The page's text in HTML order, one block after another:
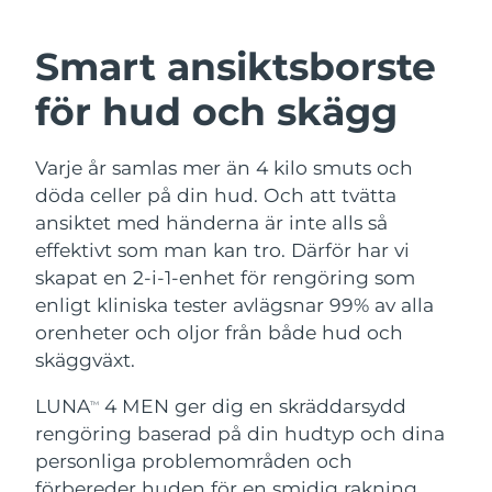
Smart ansiktsborste
för hud och skägg
Varje år samlas mer än 4 kilo smuts och
döda celler på din hud. Och att tvätta
ansiktet med händerna är inte alls så
effektivt som man kan tro. Därför har vi
skapat en 2-i-1-enhet för rengöring som
enligt kliniska tester avlägsnar 99% av alla
orenheter och oljor från både hud och
skäggväxt.
LUNATM
4 MEN ger dig en skräddarsydd
rengöring baserad på din hudtyp och dina
personliga problemområden och
Ansiktsrengöring
LUNA™ 4-paket
Anti-aging massage
LUNA™ 4 Plus
Massage, LED heating
LUNA™ 4 Men
For men, anti-aging massage
Ansiktslyft
BEAR™ 2-paket
Microcurrent toning
BEAR™ 2 go
Microcurrent toning on-the-go
BEAR™ 2 eyes & lips
Microcurrent line smoothing device
Återfuktning
UFO™ 3-paket
Deep facial hydration
UFO™ 3 LED
Near-infrared and red light therapy
device
Munvård
issa™ 4
Hybrid silicone sonic toothbrush
issa™ 4 plus
Smart hybrid silicone sonic toothbrush
FAQ™ ANTI-AGING-BEHANDLING
Anti-aging LED-behandlingar
Bahrain Förväntad leverans8/11/26
Förväntad leverans
Bermuda Förväntad leverans
Bosnien och
Hercegovina
Förväntad leverans8/13/26
Brunei Förväntad leverans8/15/26
Bulgarien
Kanada Förväntad leverans8/14/26
Chile Förväntad leverans